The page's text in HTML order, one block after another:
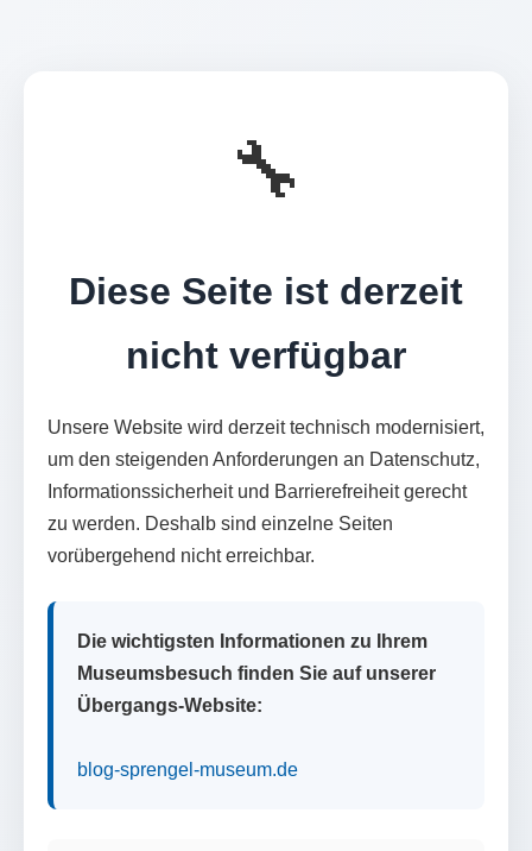
🔧
Diese Seite ist derzeit
nicht verfügbar
Unsere Website wird derzeit technisch modernisiert,
um den steigenden Anforderungen an Datenschutz,
Informationssicherheit und Barrierefreiheit gerecht
zu werden. Deshalb sind einzelne Seiten
vorübergehend nicht erreichbar.
Die wichtigsten Informationen zu Ihrem
Museumsbesuch finden Sie auf unserer
Übergangs-Website:
blog-sprengel-museum.de